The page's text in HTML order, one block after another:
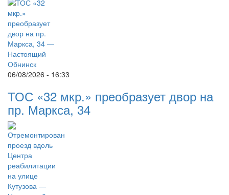
06/08/2026 - 16:33
ТОС «32 мкр.» преобразует двор на
пр. Маркса, 34